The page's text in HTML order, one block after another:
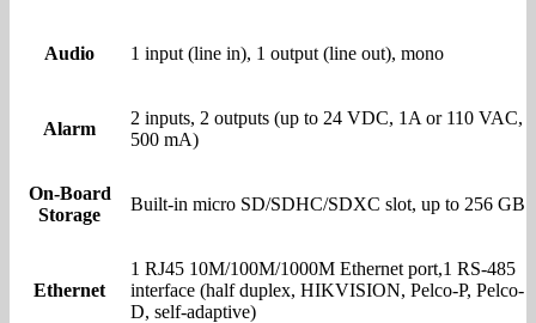
Audio 1 input (line in), 1 output (line out), mono
Alarm
2 inputs, 2 outputs (up to 24 VDC, 1A or 110 VAC,
500 mA)
On-Board
Storage
Built-in micro SD/SDHC/SDXC slot, up to 256 GB
Ethernet
1 RJ45 10M/100M/1000M Ethernet port,1 RS-485
interface (half duplex, HIKVISION, Pelco-P, Pelco-
D, self-adaptive)